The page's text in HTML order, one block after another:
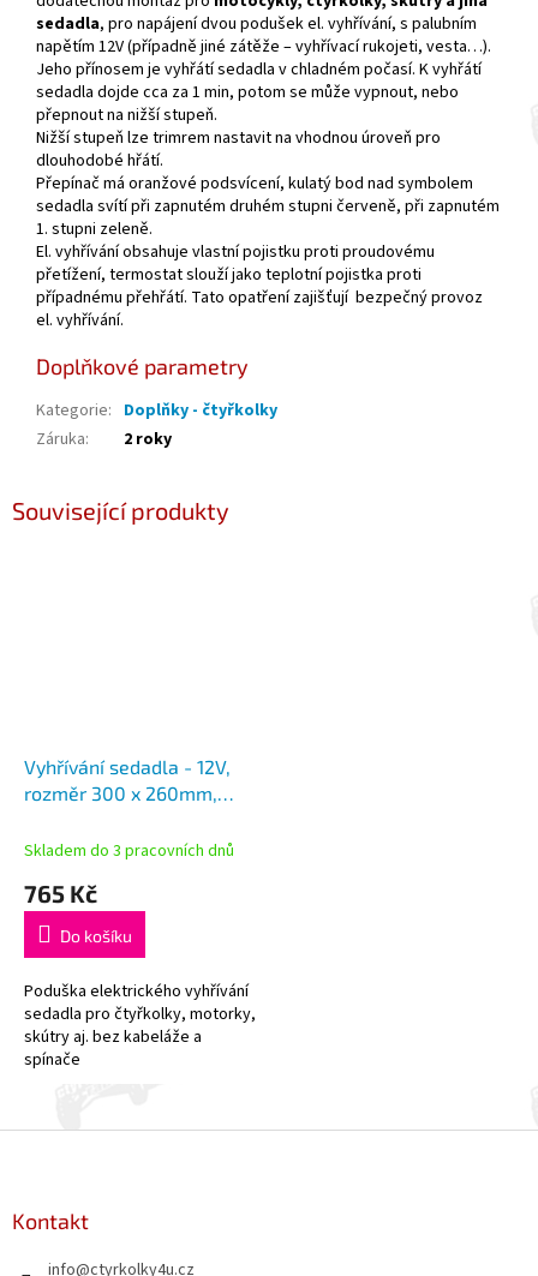
sedadla, pro napájení dvou podušek el. vyhřívání, s palubním
napětím 12V (případně jiné zátěže – vyhřívací rukojeti, vesta…).
Jeho přínosem je vyhřátí sedadla v chladném počasí. K vyhřátí
sedadla dojde cca za 1 min, potom se může vypnout, nebo
přepnout na nižší stupeň.
Nižší stupeň lze trimrem nastavit na vhodnou úroveň pro
dlouhodobé hřátí.
Přepínač má oranžové podsvícení, kulatý bod nad symbolem
sedadla svítí při zapnutém druhém stupni červeně, při zapnutém
1. stupni zeleně.
El. vyhřívání obsahuje vlastní pojistku proti proudovému
přetížení, termostat slouží jako teplotní pojistka proti
případnému přehřátí. Tato opatření zajišťují bezpečný provoz
el. vyhřívání.
Doplňkové parametry
Kategorie: Doplňky - čtyřkolky
Záruka: 2 roky
Související produkty
Vyhřívání sedadla - 12V,
rozměr 300 x 260mm,
Skladem do 3 pracovních dnů
765 Kč
Do košíku
Poduška elektrického vyhřívání
sedadla pro čtyřkolky, motorky,
skútry aj. bez kabeláže a
spínače
Kontakt
info@ctyrkolky4u.cz